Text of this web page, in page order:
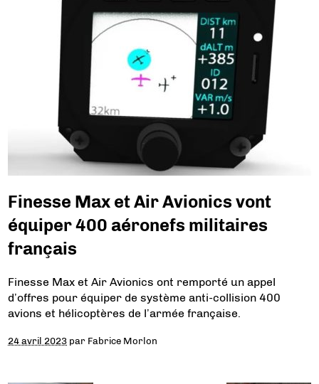
Finesse Max et Air Avionics vont
équiper 400 aéronefs militaires
français
Finesse Max et Air Avionics ont remporté un appel
d’offres pour équiper de système anti-collision 400
avions et hélicoptères de l’armée française.
24 avril 2023 par Fabrice Morlon